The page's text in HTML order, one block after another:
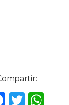
F T W